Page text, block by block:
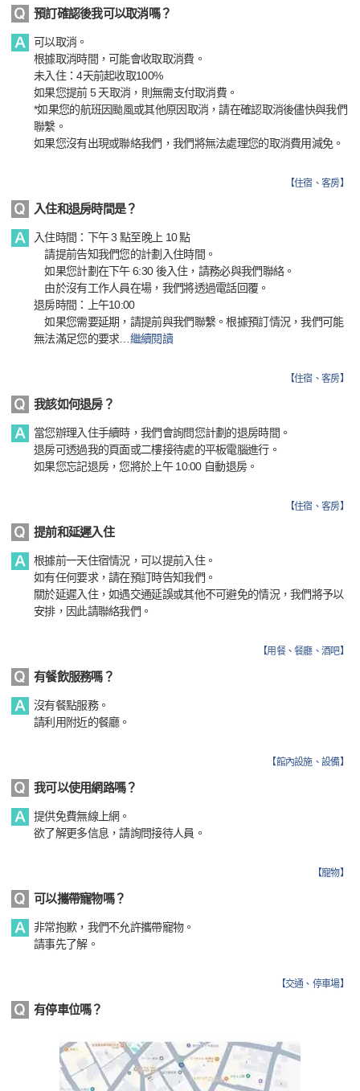
預訂確認後我可以取消嗎？
可以取消。
根據取消時間，可能會收取取消費。
未入住：4天前起收取100%
如果您提前 5 天取消，則無需支付取消費。
*如果您的航班因颱風或其他原因取消，請在確認取消後儘快與我們
聯繫。
如果您沒有出現或聯絡我們，我們將無法處理您的取消費用減免。
【住宿、客房】
入住和退房時間是？
入住時間：下午 3 點至晚上 10 點
請提前告知我們您的計劃入住時間。
如果您計劃在下午 6:30 後入住，請務必與我們聯絡。
由於沒有工作人員在場，我們將透過電話回覆。
退房時間：上午10:00
如果您需要延期，請提前與我們聯繫。根據預訂情況，我們可能
無法滿足您的要求…繼續閱讀
【住宿、客房】
我該如何退房？
當您辦理入住手續時，我們會詢問您計劃的退房時間。
退房可透過我的頁面或二樓接待處的平板電腦進行。
如果您忘記退房，您將於上午 10:00 自動退房。
【住宿、客房】
提前和延遲入住
根據前一天住宿情況，可以提前入住。
如有任何要求，請在預訂時告知我們。
關於延遲入住，如遇交通延誤或其他不可避免的情況，我們將予以
安排，因此請聯絡我們。
【用餐、餐廳、酒吧】
有餐飲服務嗎？
沒有餐點服務。
請利用附近的餐廳。
【館內設施、設備】
我可以使用網路嗎？
提供免費無線上網。
欲了解更多信息，請詢問接待人員。
【寵物】
可以攜帶寵物嗎？
非常抱歉，我們不允許攜帶寵物。
請事先了解。
【交通、停車場】
有停車位嗎？